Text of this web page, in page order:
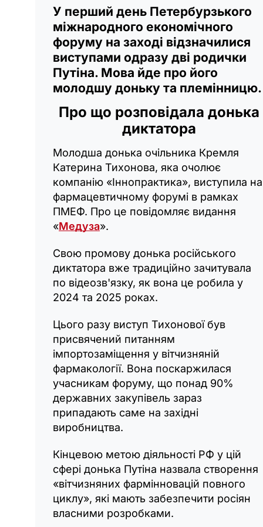
У перший день Петербурзького
міжнародного економічного
форуму на заході відзначилися
виступами одразу дві родички
Путіна. Мова йде про його
молодшу доньку та племінницю.
Про що розповідала донька
диктатора
Молодша донька очільника Кремля
Катерина Тихонова, яка очолює
компанію «Іннопрактика», виступила на
фармацевтичному форумі в рамках
ПМЕФ. Про це повідомляє видання
«Медуза».
Свою промову донька російського
диктатора вже традиційно зачитувала
по відеозв'язку, як вона це робила у
2024 та 2025 роках.
Цього разу виступ Тихонової був
присвячений питанням
імпортозаміщення у вітчизняній
фармакології. Вона поскаржилася
учасникам форуму, що понад 90%
державних закупівель зараз
припадають саме на західні
виробництва.
Кінцевою метою діяльності РФ у цій
сфері донька Путіна назвала створення
«вітчизняних фармінновацій повного
циклу», які мають забезпечити росіян
власними розробками.